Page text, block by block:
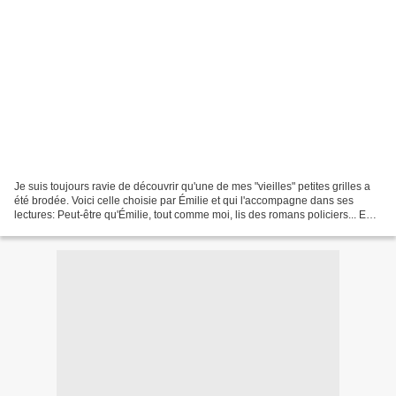
Je suis toujours ravie de découvrir qu'une de mes "vieilles" petites grilles a
été brodée. Voici celle choisie par Émilie et qui l'accompagne dans ses
lectures: Peut-être qu'Émilie, tout comme moi, lis des romans policiers... En